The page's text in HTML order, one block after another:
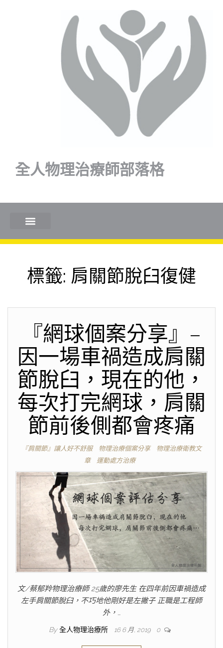
全人物理治療師部落格
標籤: 肩關節脫臼復健
『網球個案分享』–
因一場車禍造成肩關
節脫臼，現在的他，
每次打完網球，肩關
節前後側都會疼痛
『肩關節』讓人好不舒服 物理治療個案分享
物理治療衛教文
章
運動處方治療
文/蔡郁羚物理治療師 25歲的廖先生 在四年前因車禍造成
左手肩關節脫臼，不巧地他剛好是左撇子 正職是工程師
外，…
By 全人物理治療所 16 6 月, 2019 0